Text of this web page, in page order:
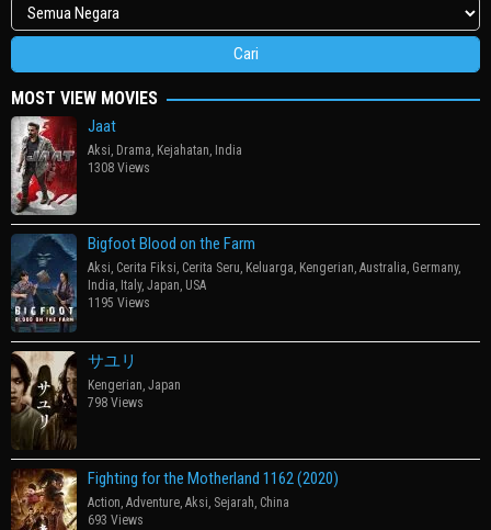
MOST VIEW MOVIES
Jaat
Aksi, Drama, Kejahatan, India
1308 Views
Bigfoot Blood on the Farm
Aksi, Cerita Fiksi, Cerita Seru, Keluarga, Kengerian, Australia, Germany,
India, Italy, Japan, USA
1195 Views
サユリ
Kengerian, Japan
798 Views
Fighting for the Motherland 1162 (2020)
Action, Adventure, Aksi, Sejarah, China
693 Views